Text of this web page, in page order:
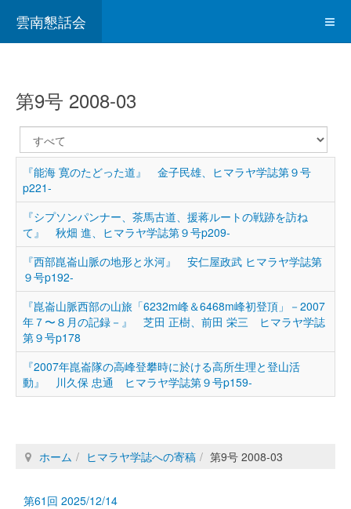
雲南懇話会
第9号 2008-03
示
数『能海 寛のたどった道』 金子民雄、ヒマラヤ学誌第９号
p221-
『シプソンパンナー、茶馬古道、援蒋ルートの戦跡を訪ね
て』 秋畑 進、ヒマラヤ学誌第９号p209-
『西部崑崙山脈の地形と氷河』 安仁屋政武 ヒマラヤ学誌第
９号p192-
『崑崙山脈西部の山旅「6232m峰＆6468m峰初登頂」－2007
年７〜８月の記録－』 芝田 正樹、前田 栄三 ヒマラヤ学誌
第９号p178
『2007年崑崙隊の高峰登攀時に於ける高所生理と登山活
動』 川久保 忠通 ヒマラヤ学誌第９号p159-
ホーム ヒマラヤ学誌への寄稿 第9号 2008-03
第61回 2025/12/14